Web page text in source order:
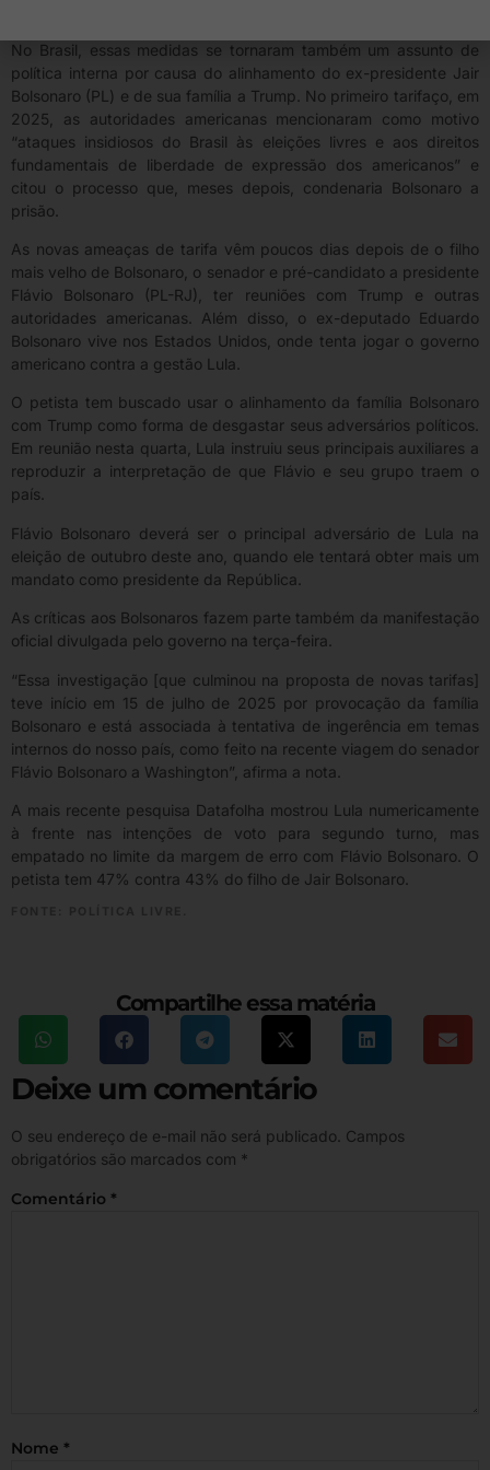
No Brasil, essas medidas se tornaram também um assunto de
política interna por causa do alinhamento do ex-presidente Jair
Bolsonaro (PL) e de sua família a Trump. No primeiro tarifaço, em
2025, as autoridades americanas mencionaram como motivo
“ataques insidiosos do Brasil às eleições livres e aos direitos
fundamentais de liberdade de expressão dos americanos” e
citou o processo que, meses depois, condenaria Bolsonaro a
prisão.
As novas ameaças de tarifa vêm poucos dias depois de o filho
mais velho de Bolsonaro, o senador e pré-candidato a presidente
Flávio Bolsonaro (PL-RJ), ter reuniões com Trump e outras
autoridades americanas. Além disso, o ex-deputado Eduardo
Bolsonaro vive nos Estados Unidos, onde tenta jogar o governo
americano contra a gestão Lula.
O petista tem buscado usar o alinhamento da família Bolsonaro
com Trump como forma de desgastar seus adversários políticos.
Em reunião nesta quarta, Lula instruiu seus principais auxiliares a
reproduzir a interpretação de que Flávio e seu grupo traem o
país.
Flávio Bolsonaro deverá ser o principal adversário de Lula na
eleição de outubro deste ano, quando ele tentará obter mais um
mandato como presidente da República.
As críticas aos Bolsonaros fazem parte também da manifestação
oficial divulgada pelo governo na terça-feira.
“Essa investigação [que culminou na proposta de novas tarifas]
teve início em 15 de julho de 2025 por provocação da família
Bolsonaro e está associada à tentativa de ingerência em temas
internos do nosso país, como feito na recente viagem do senador
Flávio Bolsonaro a Washington”, afirma a nota.
A mais recente pesquisa Datafolha mostrou Lula numericamente
à frente nas intenções de voto para segundo turno, mas
empatado no limite da margem de erro com Flávio Bolsonaro. O
petista tem 47% contra 43% do filho de Jair Bolsonaro.
Compartilhe essa matéria
Deixe um comentário
O seu endereço de e-mail não será publicado. Campos
obrigatórios são marcados com *
Comentário *
Nome *